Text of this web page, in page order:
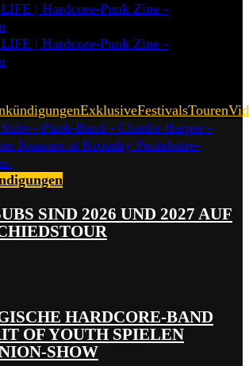
ExklusiveFestivalsTouren
SIND 2026 UND 2027 AUF
HARDCORE-BAND
OF YOUTH SPIELEN
SHOW